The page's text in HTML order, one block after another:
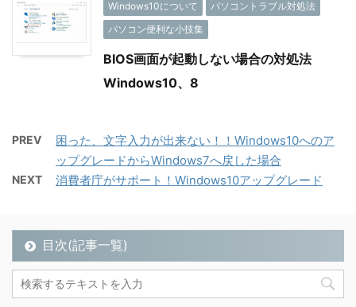
Windows10について
パソコントラブル対処法
パソコン便利な小技集
BIOS画面が起動しない場合の対処法
Windows10、8
PREV
困った、文字入力が出来ない！！Windows10へのア
ップグレードからWindows7へ戻した場合
NEXT 消費者庁がサポート！Windows10アップグレード
目次(記事一覧)